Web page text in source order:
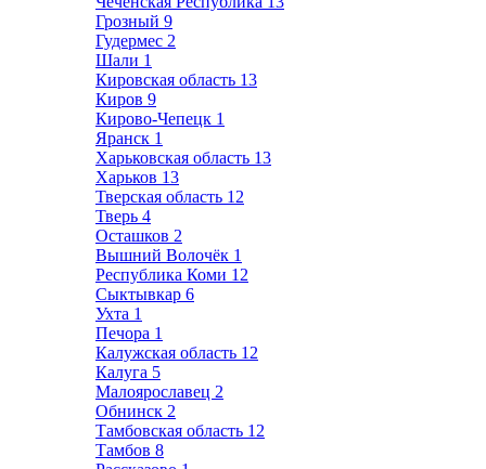
Грозный 9
Гудермес 2
Шали 1
Кировская область 13
Киров 9
Кирово-Чепецк 1
Яранск 1
Харьковская область 13
Харьков 13
Тверская область 12
Тверь 4
Осташков 2
Вышний Волочёк 1
Республика Коми 12
Сыктывкар 6
Ухта 1
Печора 1
Калужская область 12
Калуга 5
Малоярославец 2
Обнинск 2
Тамбовская область 12
Тамбов 8